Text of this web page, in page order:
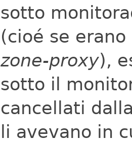
sotto
(cioé se
zone-proxy),
sotto il
cancellati
li avevano in